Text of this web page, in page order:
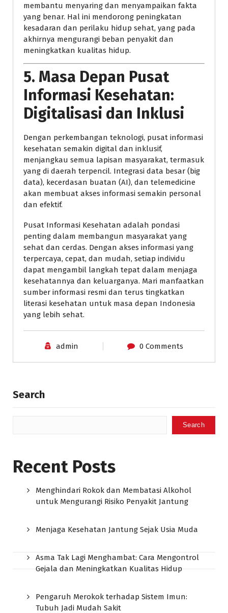
membantu menyaring dan menyampaikan fakta
yang benar. Hal ini mendorong peningkatan
kesadaran dan perilaku hidup sehat, yang pada
akhirnya mengurangi beban penyakit dan
meningkatkan kualitas hidup.
5. Masa Depan Pusat
Informasi Kesehatan:
Digitalisasi dan Inklusi
Dengan perkembangan teknologi, pusat informasi
kesehatan semakin digital dan inklusif,
menjangkau semua lapisan masyarakat, termasuk
yang di daerah terpencil. Integrasi data besar (big
data), kecerdasan buatan (AI), dan telemedicine
akan membuat akses informasi semakin personal
dan efektif.
Pusat Informasi Kesehatan adalah pondasi
penting dalam membangun masyarakat yang
sehat dan cerdas. Dengan akses informasi yang
terpercaya, cepat, dan mudah, setiap individu
dapat mengambil langkah tepat dalam menjaga
kesehatannya dan keluarganya. Mari manfaatkan
sumber informasi resmi dan terus tingkatkan
literasi kesehatan untuk masa depan Indonesia
yang lebih sehat.
admin 0 Comments
Search
Search
Recent Posts
Menghindari Rokok dan Membatasi Alkohol
untuk Mengurangi Risiko Penyakit Jantung
Menjaga Kesehatan Jantung Sejak Usia Muda
Asma Tak Lagi Menghambat: Cara Mengontrol
Gejala dan Meningkatkan Kualitas Hidup
Pengaruh Merokok terhadap Sistem Imun:
Tubuh Jadi Mudah Sakit